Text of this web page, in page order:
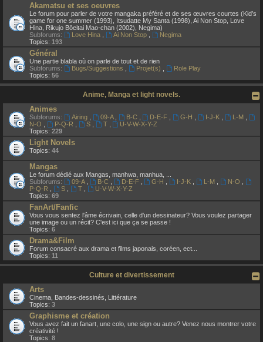
Akamatsu et ses oeuvres
Le forum pour parler de votre mangaka préféré et de ses œuvres courtes (Kid’s
game for one summer (1993), Itsudatte My Santa (1998), Ai Non Stop, Love
Hina, Rikujo Bōeitai Mao-chan (2002), Negima)
Subforums:
Love Hina Ai Non Stop
Negima
Topics: 193
Général
Une partie blabla où on parle de tout et de rien
Subforums:
Bugs/Suggestions Projet(s)
Role Play
Topics: 56
Anime, Manga et light novels.
Animes
Subforums: Airing 09-A B-C D-E-F G-H I-J-K L-M
N-O
P-Q-R S T
U-V-W-X-Y-Z
Topics: 229
Light Novels
Topics: 44
Mangas
Le forum dédié aux Mangas, manhwa, manhua, ...
Subforums:
09-A B-C D-E-F G-H I-J-K L-M N-O
P-Q-R
S T
U-V-W-X-Y-Z
Topics: 69
FanArt/Fanfic
Vous vous sentez l'âme écrivain, celle d'un dessinateur? Vous voulez partager
une image ou un récit? C'est ici que ça se passe !
Topics: 6
Drama&Film
Forum consacré aux drama et films japonais, coréen, ect...
Topics: 11
Culture et divertissement
Arts
Cinema, Bandes-dessinés, Littérature
Topics: 3
Graphisme et création
Vous avez fait un fanart, une colo, une sign ou autre? Venez nous montrer votre
créativité !
Topics: 8